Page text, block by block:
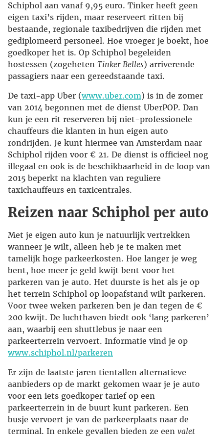
Schiphol aan vanaf 9,95 euro. Tinker heeft geen
eigen taxi’s rijden, maar reserveert ritten bij
bestaande, regionale taxibedrijven die rijden met
gediplomeerd personeel. Hoe vroeger je boekt, hoe
goedkoper het is. Op Schiphol begeleiden
hostessen (zogeheten Tinker Belles) arriverende
passagiers naar een gereedstaande taxi.
De taxi-app Uber (www.uber.com) is in de zomer
van 2014 begonnen met de dienst UberPOP. Dan
kun je een rit reserveren bij niet-professionele
chauffeurs die klanten in hun eigen auto
rondrijden. Je kunt hiermee van Amsterdam naar
Schiphol rijden voor € 21. De dienst is officieel nog
illegaal en ook is de beschikbaarheid in de loop van
2015 beperkt na klachten van reguliere
taxichauffeurs en taxicentrales.
Reizen naar Schiphol per auto
Met je eigen auto kun je natuurlijk vertrekken
wanneer je wilt, alleen heb je te maken met
tamelijk hoge parkeerkosten. Hoe langer je weg
bent, hoe meer je geld kwijt bent voor het
parkeren van je auto. Het duurste is het als je op
het terrein Schiphol op loopafstand wilt parkeren.
Voor twee weken parkeren ben je dan tegen de €
200 kwijt. De luchthaven biedt ook ‘lang parkeren’
aan, waarbij een shuttlebus je naar een
parkeerterrein vervoert. Informatie vind je op
www.schiphol.nl/parkeren
Er zijn de laatste jaren tientallen alternatieve
aanbieders op de markt gekomen waar je je auto
voor een iets goedkoper tarief op een
parkeerterrein in de buurt kunt parkeren. Een
busje vervoert je van de parkeerplaats naar de
terminal. In enkele gevallen bieden ze een valet